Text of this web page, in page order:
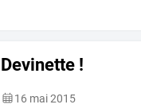
Devinette !
16 mai 2015